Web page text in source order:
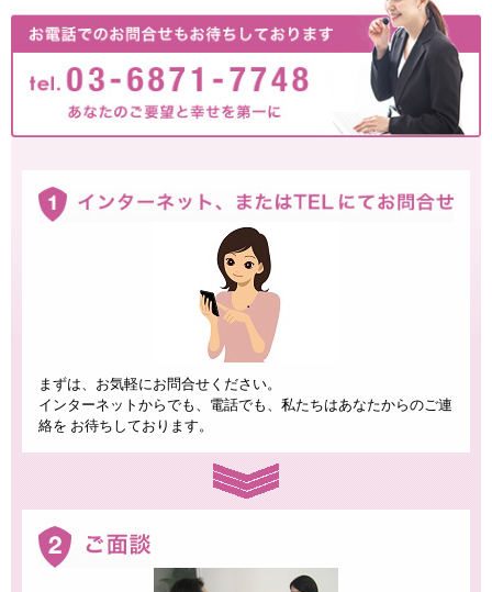
まずは、お気軽にお問合せください。
インターネットからでも、電話でも、私たちはあなたからのご連
絡を お待ちしております。